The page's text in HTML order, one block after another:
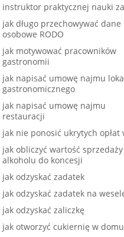
instruktor praktycznej nauki
jak długo przechowywać dane
osobowe RODO
jak motywować pracowników
gastronomii
jak napisać umowę najmu
gastronomicznego
jak napisać umowę najmu
restauracji
jak nie ponosić ukrytych opłat
jak obliczyć wartość sprzedaży
alkoholu do koncesji
jak odzyskać zadatek
jak odzyskać zadatek na
jak odzyskać zaliczkę
jak otworzyć cukiernię w domu